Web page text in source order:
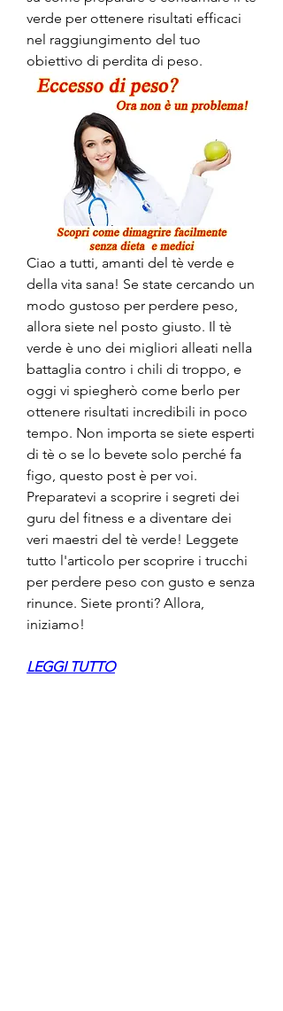
verde per ottenere risultati efficaci
nel raggiungimento del tuo
obiettivo di perdita di peso.
Ciao a tutti, amanti del tè verde e
della vita sana! Se state cercando un
modo gustoso per perdere peso,
allora siete nel posto giusto. Il tè
verde è uno dei migliori alleati nella
battaglia contro i chili di troppo, e
oggi vi spiegherò come berlo per
ottenere risultati incredibili in poco
tempo. Non importa se siete esperti
di tè o se lo bevete solo perché fa
figo, questo post è per voi.
Preparatevi a scoprire i segreti dei
guru del fitness e a diventare dei
veri maestri del tè verde! Leggete
tutto l'articolo per scoprire i trucchi
per perdere peso con gusto e senza
rinunce. Siete pronti? Allora,
iniziamo!
LEGGI TUTTO